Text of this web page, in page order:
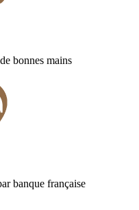
bonnes mains
banque française